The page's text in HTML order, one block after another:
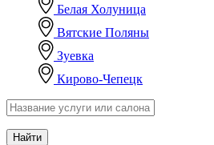
Белая Холуница
Вятские Поляны
Зуевка
Кирово-Чепецк
Найти